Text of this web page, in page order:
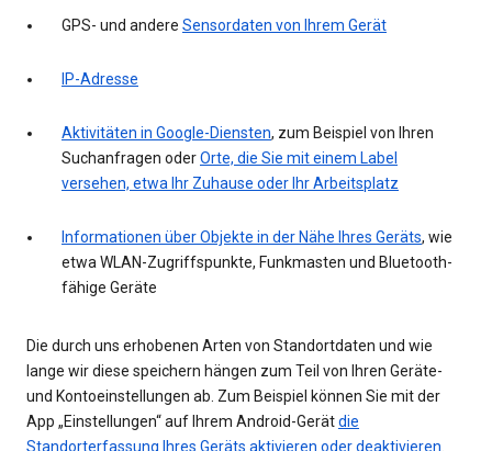
GPS- und andere Sensordaten von Ihrem Gerät
IP-Adresse
Aktivitäten in Google-Diensten, zum Beispiel von Ihren
Suchanfragen oderOrte, die Sie mit einem Label
versehen, etwa Ihr Zuhause oder Ihr Arbeitsplatz
Informationen über Objekte in der Nähe Ihres Geräts, wie
etwa WLAN-Zugriffspunkte, Funkmasten und Bluetooth-
fähige Geräte
Die durch uns erhobenen Arten von Standortdaten und wie
lange wir diese speichern hängen zum Teil von Ihren Geräte-
und Kontoeinstellungen ab. Zum Beispiel können Sie mit der
App „Einstellungen“ auf Ihrem Android-Gerätdie
Standorterfassung Ihres Geräts aktivieren oder deaktivieren